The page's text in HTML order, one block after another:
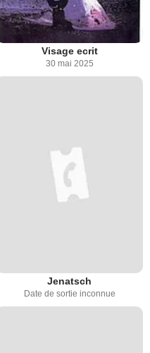
Visage ecrit
30 mai 2025
Jenatsch
Date de sortie inconnue